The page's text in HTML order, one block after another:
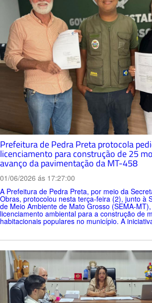
Prefeitura de Pedra Preta protocola
licenciamento para construção de 25
avanço da pavimentação da MT-458
01/06/2026 ás 17:27:00
A Prefeitura de Pedra Preta, por meio da
Obras, protocolou nesta terça-feira (2), junto à
de Meio Ambiente de Mato Grosso (SEMA-
licenciamento ambiental para a construção de
habitacionais populares no município. A